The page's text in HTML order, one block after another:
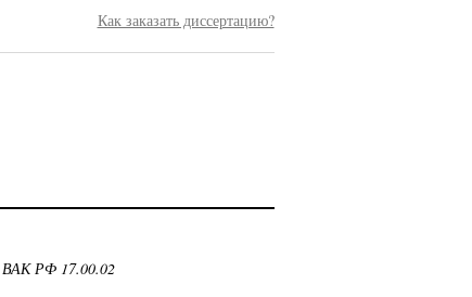
Как заказать диссертацию?
ВАК РФ 17.00.02